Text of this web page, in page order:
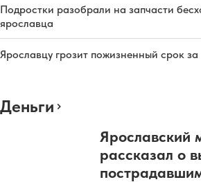
Подростки разобрали на запчасти
ярославца
Ярославцу грозит пожизненный срок за
Деньги
Ярославский
рассказал о